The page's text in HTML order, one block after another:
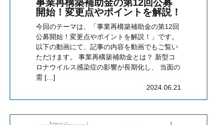
事業再構築補助金の第12回公募
開始！変更点やポイントを解説！
今回のテーマは、「事業再構築補助金の第12回
公募開始！変更点やポイントを解説！」です。
以下の動画にて、記事の内容を動画でもご覧い
ただけます。 事業再構築補助金とは？ 新型コ
ロナウイルス感染症の影響が長期化し、 当面の
需 […]
2024.06.21